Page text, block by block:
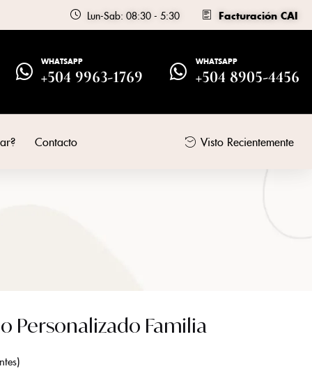
Lun-Sab: 08:30 - 5:30 Facturación CAI
WHATSAPP
+504 9963-1769
WHATSAPP
+504 8905-4456
Contacto Visto Recientemente
Personalizado Familia